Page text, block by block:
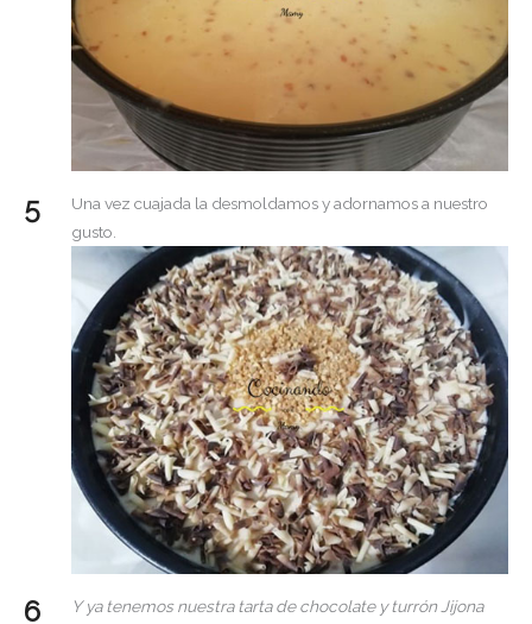
Una vez cuajada la desmoldamos y adornamos a nuestro
gusto.
Y ya tenemos nuestra tarta de chocolate y turrón Jijona